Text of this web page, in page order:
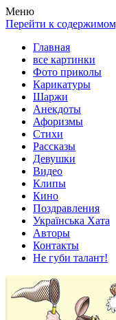
Весела хата —
клипы!
Покажем всем ваши
рассказы, видео и
Меню
Перейти к
Главная
все картинки
Фото приколы
Карикатуры
Шаржи
Анекдоты
Афоризмы
Стихи
Рассказы
Девушки
Видео
Клипы
Кино
Поздравления
Українська Хата
Авторы
Контакты
Не губи талант!